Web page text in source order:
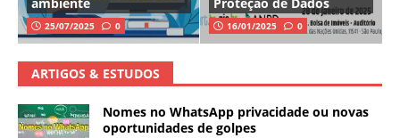
25/07/2025 0 16/01/2025 0
ARTIGOS & ESTUDOS
Nomes no WhatsApp privacidade ou novas
oportunidades de golpes